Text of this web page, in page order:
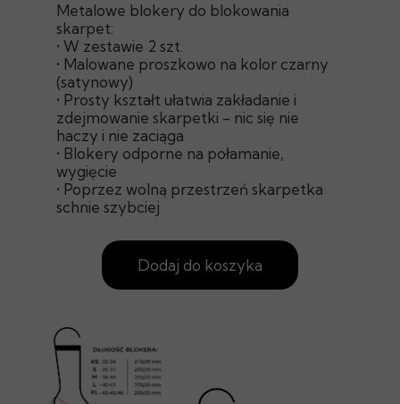
Metalowe blokery do blokowania
skarpet:
• W zestawie 2 szt.
• Malowane proszkowo na kolor czarny
(satynowy)
• Prosty kształt ułatwia zakładanie i
zdejmowanie skarpetki - nic się nie
haczy i nie zaciąga
• Blokery odporne na połamanie,
wygięcie
• Poprzez wolną przestrzeń skarpetka
schnie szybciej
Dodaj do koszyka